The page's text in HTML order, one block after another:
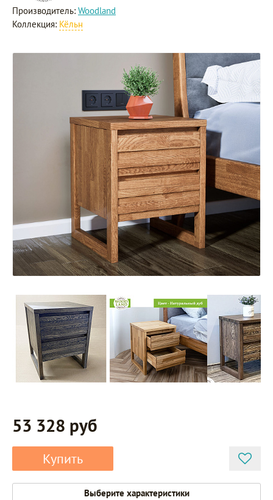
Производитель: Woodland
Коллекция: Кёльн
53 328 руб
Купить
Выберите характеристики